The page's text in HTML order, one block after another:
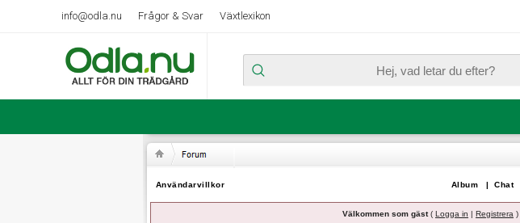
info@odla.nu Frågor & Svar Växtlexikon
Användarvillkor Chat
Album |
Välkommen som gäst( Logga in | Registrera )